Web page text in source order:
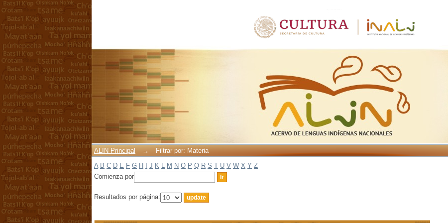
ALIN Principal →
Filtrar por: Materia
A B C D E F G H J K L M N O P Q R S T U V W X Y Z
Comienza por
Resultados por página: